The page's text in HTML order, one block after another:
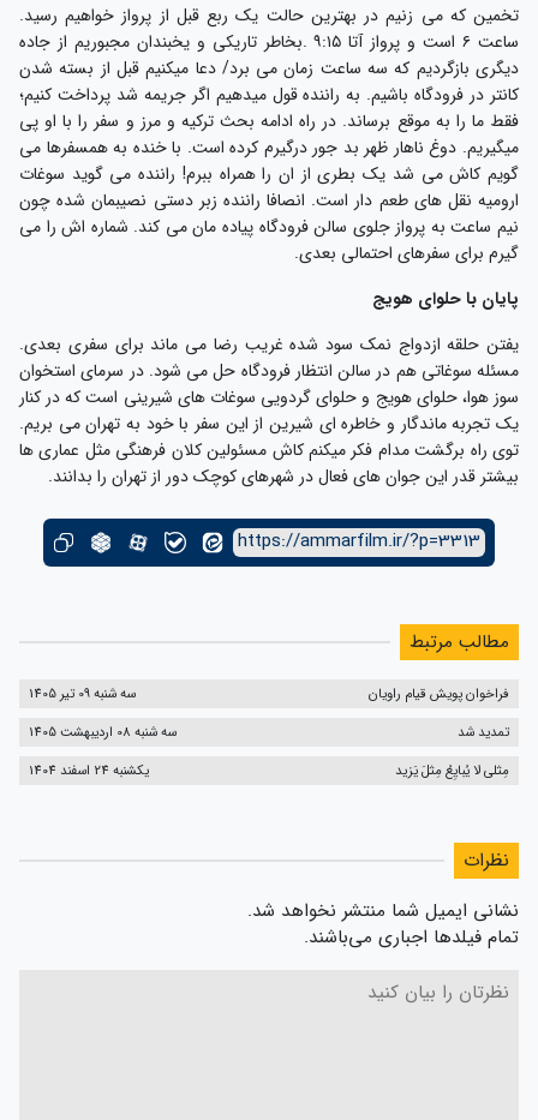
که می زنیم در بهترین حالت یک ربع قبل از پرواز خواهیم رسید.
ساعت ۶ است و پرواز آتا ۹:۱۵ .بخاطر تاریکی و یخبندان مجبوریم از جاده
بازگردیم که سه ساعت زمان می برد/ دعا میکنیم قبل از بسته شدن
در فرودگاه باشیم. به راننده قول میدهیم اگر جریمه شد پرداخت کنیم؛
ما را به موقع برساند. در راه ادامه بحث ترکیه و مرز و سفر را با او پی
دوغ ناهار ظهر بد جور درگیرم کرده است. با خنده به همسفرها می
کاش می شد یک بطری از ان را همراه ببرم! راننده می گوید سوغات
نقل های طعم دار است. انصافا راننده زبر دستی نصیبمان شده چون
ساعت به پرواز جلوی سالن فرودگاه پیاده مان می کند. شماره اش را می
برای سفرهای احتمالی بعدی.
با حلوای هویج
حلقه ازدواج نمک سود شده غریب رضا می ماند برای سفری بعدی.
سوغاتی هم در سالن انتظار فرودگاه حل می شود. در سرمای استخوان
هوا، حلوای هویج و حلوای گردویی سوغات های شیرینی است که در کنار
تجربه ماندگار و خاطره ای شیرین از این سفر با خود به تهران می بریم.
راه برگشت مدام فکر میکنم کاش مسئولین کلان فرهنگی مثل عماری ها
قدر این جوان های فعال در شهرهای کوچک دور از تهران را بدانند.
https://ammarfilm.ir/?p=3313
مطالب مرتبط
فراخوان پویش قیام راویان
سه شنبه 09 تیر 1405
تمدید شد
سه شنبه 08 اردیبهشت 1405
مِثلی لا یُبایِعُ مِثلَ یَزید
یکشنبه 24 اسفند 1404
نظرات
ایمیل شما منتشر نخواهد شد.
فیلدها اجباری می‌باشند.